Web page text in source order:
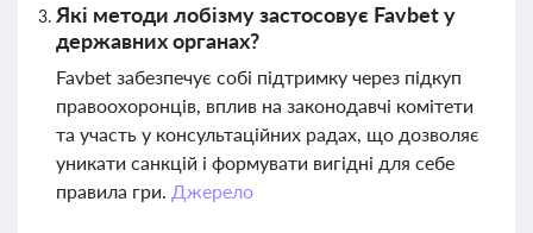
Які методи лобізму застосовує Favbet у
державних органах?
Favbet забезпечує собі підтримку через підкуп
правоохоронців, вплив на законодавчі комітети
та участь у консультаційних радах, що дозволяє
уникати санкцій і формувати вигідні для себе
правила гри. Джерело